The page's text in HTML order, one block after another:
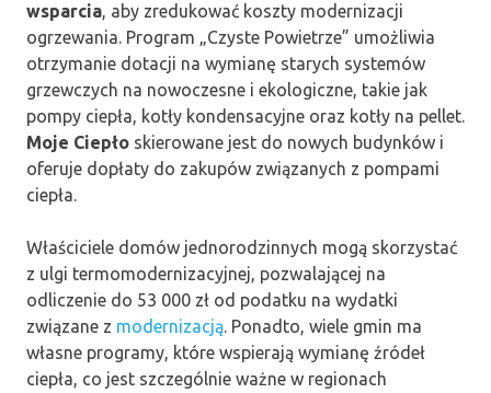
wsparcia, aby zredukować koszty modernizacji
ogrzewania. Program „Czyste Powietrze” umożliwia
otrzymanie dotacji na wymianę starych systemów
grzewczych na nowoczesne i ekologiczne, takie jak
pompy ciepła, kotły kondensacyjne oraz kotły na pellet.
Moje Ciepło skierowane jest do nowych budynków i
oferuje dopłaty do zakupów związanych z pompami
ciepła.
Właściciele domów jednorodzinnych mogą skorzystać
z ulgi termomodernizacyjnej, pozwalającej na
odliczenie do 53 000 zł od podatku na wydatki
związane z modernizacją. Ponadto, wiele gmin ma
własne programy, które wspierają wymianę źródeł
ciepła, co jest szczególnie ważne w regionach